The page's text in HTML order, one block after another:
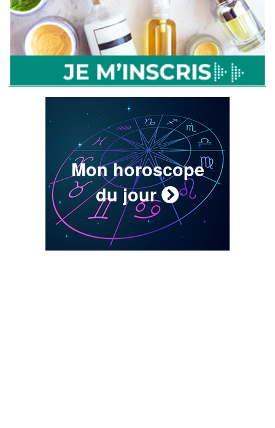
Mon horoscope
du jour